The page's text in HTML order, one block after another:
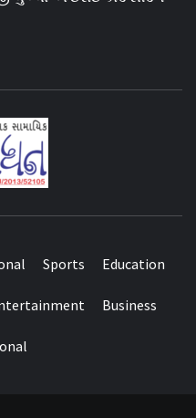
Sports Education
Business